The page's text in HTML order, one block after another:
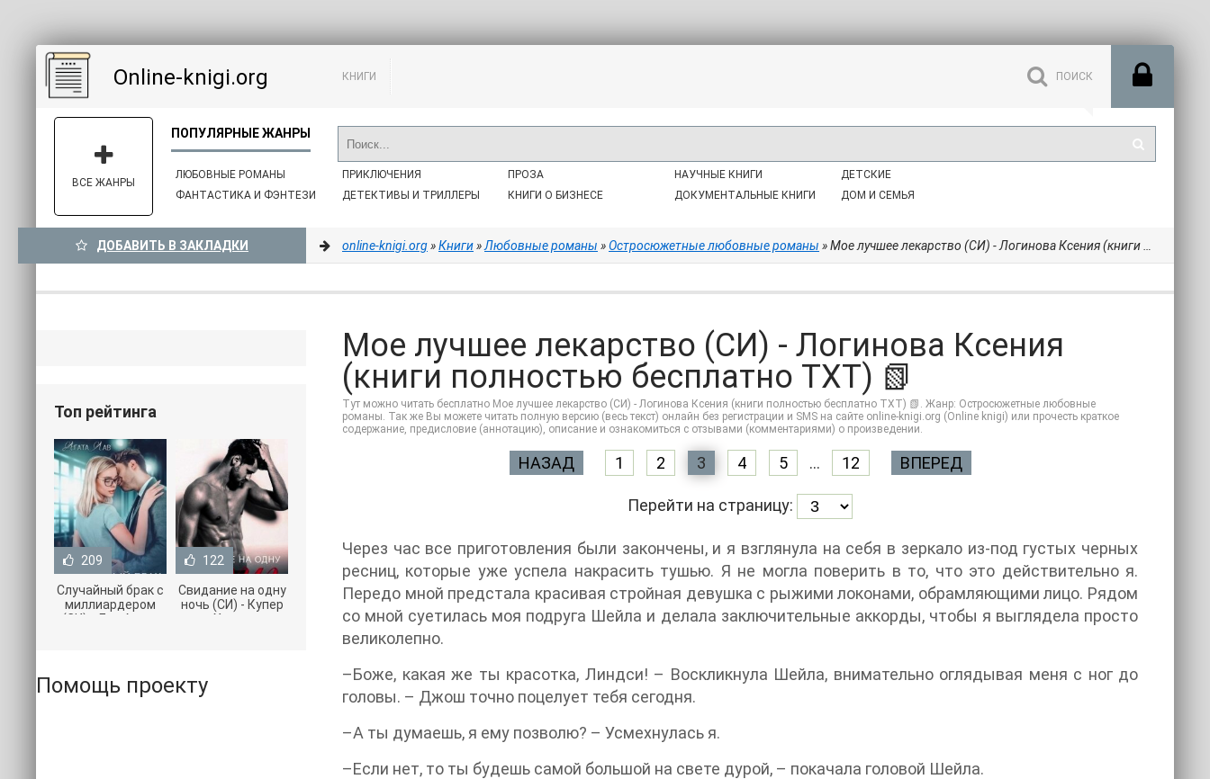
Online-knigi.org КНИГИ
ЛЮБОВНЫЕ РОМАНЫ
ФАНТАСТИКА И ФЭНТЕЗИ
ПРИКЛЮЧЕНИЯ
ДЕТЕКТИВЫ И ТРИЛЛЕРЫ
ПРОЗА
КНИГИ О БИЗНЕСЕ
НАУЧНЫЕ КНИГИ
ДОКУМЕНТАЛЬНЫЕ КНИГИ
ДЕТСКИЕ
ДОМ И СЕМЬЯ
ВСЕ ЖАНРЫ
ДОБАВИТЬ В ЗАКЛАДКИ online-knigi.org»Книги»Любовные романы »Остросюжетные любовные романы » Мое лучшее лекарство (СИ) - Логинова Ксения (книги полностью бесплатно TXT) 📗
Мое лучшее лекарство (СИ) - Логинова Ксения
(книги полностью бесплатно TXT) 📗
Тут можно читать бесплатно Мое лучшее лекарство (СИ) - Логинова Ксения (книги полностью бесплатно TXT) 📗. Жанр: Остросюжетные любовные
романы. Так же Вы можете читать полную версию (весь текст) онлайн без регистрации и SMS на сайте online-knigi.org (Online knigi) или прочесть краткое
содержание, предисловие (аннотацию), описание и ознакомиться с отзывами (комментариями) о произведении.
НАЗАД 1 2 3 4 5 ... 12 ВПЕРЕД
Перейти на страницу:
Через час все приготовления были закончены, и я взглянула на себя в зеркало из-под густых черных
ресниц, которые уже успела накрасить тушью. Я не могла поверить в то, что это действительно я.
Передо мной предстала красивая стройная девушка с рыжими локонами, обрамляющими лицо. Рядом
со мной суетилась моя подруга Шейла и делала заключительные аккорды, чтобы я выглядела просто
великолепно.
–Боже, какая же ты красотка, Линдси! – Воскликнула Шейла, внимательно оглядывая меня с ног до
головы. – Джош точно поцелует тебя сегодня.
–А ты думаешь, я ему позволю? – Усмехнулась я.
–Если нет, то ты будешь самой большой на свете дурой, – покачала головой Шейла.
Топ рейтинга
209
Случайный брак с
миллиардером
(СИ) - Лав Агата
122
Свидание на одну
ночь (СИ) - Купер
Хелен
Помощь проекту